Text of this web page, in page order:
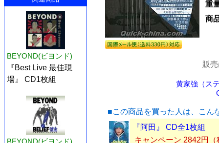
BEYOND(ビヨンド)
『Best Live 最佳現
場』 CD1枚組
BEYOND(ビヨンド)
重
商
販
黄家強（ス
■この商品を買った人は、こん
『阿田』 CD全1枚組
キャンペーン 2842円（